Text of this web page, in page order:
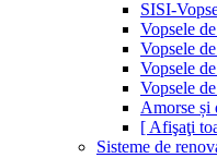
SISI-
Vopsele
Vopsele
Vopsele
Vopsele
Amorse și
[ Afişaţi
Sisteme de